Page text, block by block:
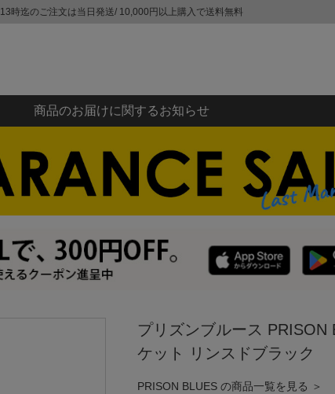
13時迄のご注文は当日発送/ 10,000円以上購入で送料無料
商品のお届けに関するお知らせ
プリズンブルース PRISON
ケット リンスドブラック
PRISON BLUES の商品一覧を見る ＞